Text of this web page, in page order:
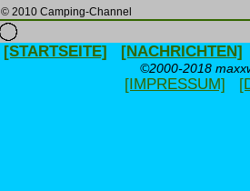
© 2010 Camping-Channel
[STARTSEITE] [NACHRICHTEN]
©2000-2018
[IMPRESSUM]